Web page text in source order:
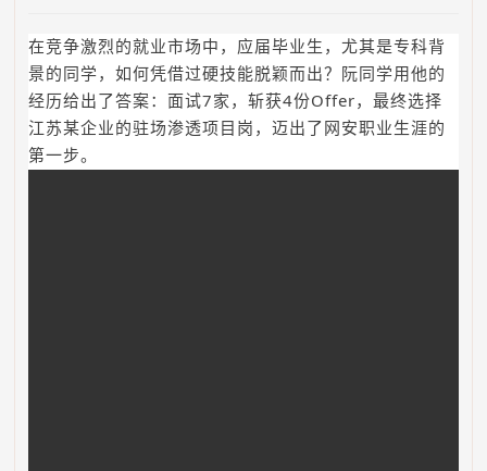
在竞争激烈的就业市场中，应届毕业生，尤其是专科背
景的同学，如何凭借过硬技能脱颖而出？阮同学用他的
经历给出了答案：面试7家，斩获4份Offer，最终选择
江苏某企业的驻场渗透项目岗，迈出了网安职业生涯的
第一步。